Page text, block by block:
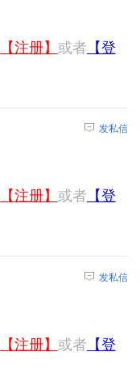
【注册】 或者 【登
发私信
【注册】 或者 【登
发私信
【注册】 或者 【登